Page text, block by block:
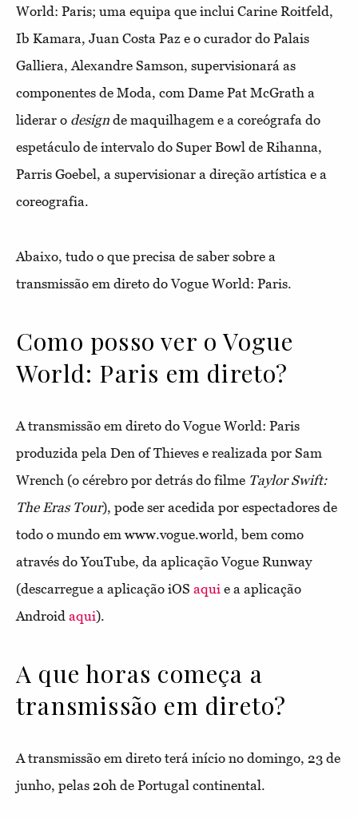
World: Paris; uma equipa que inclui Carine Roitfeld,
Ib Kamara, Juan Costa Paz e o curador do Palais
Galliera, Alexandre Samson, supervisionará as
componentes de Moda, com Dame Pat McGrath a
liderar o design de maquilhagem e a coreógrafa do
espetáculo de intervalo do Super Bowl de Rihanna,
Parris Goebel, a supervisionar a direção artística e a
coreografia.
Abaixo, tudo o que precisa de saber sobre a
transmissão em direto do Vogue World: Paris.
Como posso ver o Vogue
World: Paris em direto?
A transmissão em direto do Vogue World: Paris
produzida pela Den of Thieves e realizada por Sam
Wrench (o cérebro por detrás do filme Taylor Swift:
The Eras Tour), pode ser acedida por espectadores de
todo o mundo em www.vogue.world, bem como
através do YouTube, da aplicação Vogue Runway
(descarregue a aplicação iOS aqui e a aplicação
Android aqui).
A que horas começa a
transmissão em direto?
A transmissão em direto terá início no domingo, 23 de
junho, pelas 20h de Portugal continental.